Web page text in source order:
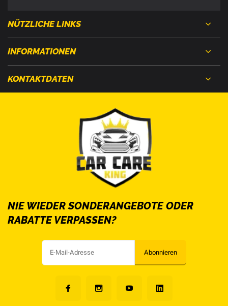
NÜTZLICHE LINKS
INFORMATIONEN
KONTAKTDATEN
NIE WIEDER SONDERANGEBOTE ODER
RABATTE VERPASSEN?
Abonnieren